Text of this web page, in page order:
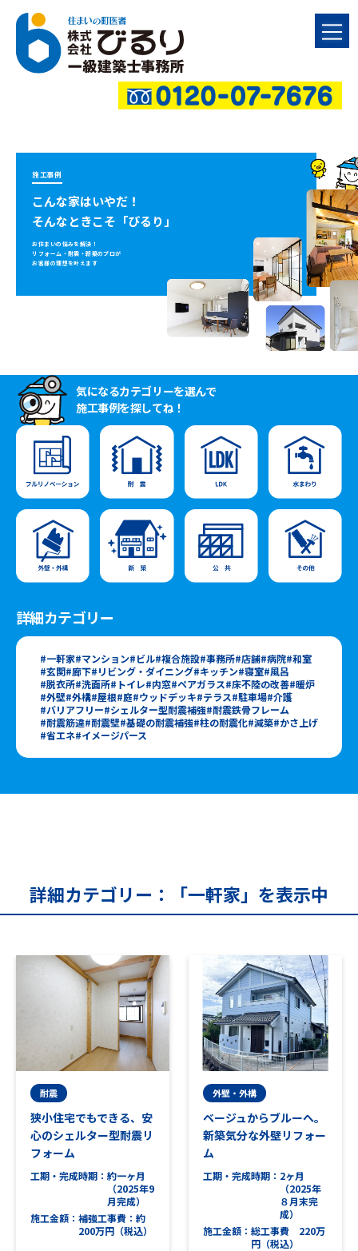
施工事例
こんな家はいやだ！
そんなときこそ「びるり」
お住まいの悩みを解決！
リフォーム・耐震・新築のプロが
お客様の理想を叶えます
気になるカテゴリーを選んで
施工事例を探してね！
詳細カテゴリー
一軒家 マンション ビル 複合施設 事務所 店舗 病院 和室
玄関 廊下 リビング・ダイニング キッチン 寝室 風呂
脱衣所 洗面所 トイレ 内窓 ペアガラス 床不陸の改善 暖炉
外壁 外構 屋根 庭 ウッドデッキ テラス 駐車場 介護
バリアフリー シェルター型耐震補強 耐震鉄骨フレーム
耐震筋違 耐震壁 基礎の耐震補強 柱の耐震化 減築 かさ上げ
省エネ イメージパース
詳細カテゴリー：「一軒家」を表示中
耐震
狭小住宅でもできる、安
心のシェルター型耐震リ
フォーム
工期・完成時期
約一ヶ月
（2025年9
月完成）
施工金額
補強工事費：約
200万円（税込）
外壁・外構
ベージュからブルーへ。
新築気分な外壁リフォー
ム
工期・完成時期
2ヶ月
（2025年
８月末完
成）
施工金額
総工事費 220万
円（税込）